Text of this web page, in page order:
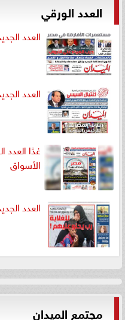
العدد الورقي
العدد
العدد
غدًا العدد
الأسواق
العدد
مجتمع الميدان